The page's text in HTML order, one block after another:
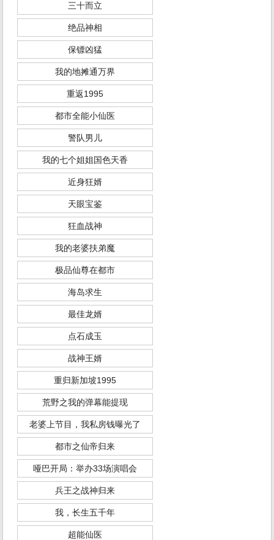
三十而立
绝品神相
保镖凶猛
我的地摊通万界
重返1995
都市全能小仙医
警队男儿
我的七个姐姐国色天香
近身狂婿
天眼宝鉴
狂血战神
我的老婆扶弟魔
极品仙尊在都市
海岛求生
最佳龙婿
点石成玉
战神王婿
重归新加坡1995
荒野之我的弹幕能提现
老婆上节目，我私房钱曝光了
都市之仙帝归来
哑巴开局：举办33场演唱会
兵王之战神归来
我，长生五千年
超能仙医